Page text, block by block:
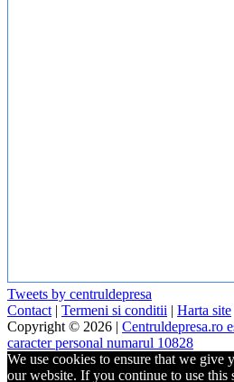
Tweets by centruldepresa
Contact | Termeni si conditii | Harta site
Copyright © 2026 | Centruldepresa.ro
caracter personal numarul 10828
We use cookies to ensure that we give
our website. If you continue to use this